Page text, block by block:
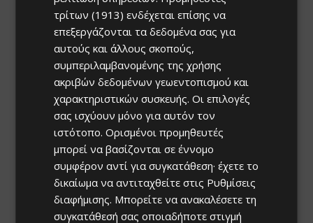
τρίτων (1913) ενδέχεται επίσης να
επεξεργάζονται τα δεδομένα σας για
αυτούς και άλλους σκοπούς,
συμπεριλαμβανομένης της χρήσης
ακριβών δεδομένων γεωεντοπισμού και
χαρακτηριστικών συσκευής. Οι επιλογές
σας ισχύουν μόνο για αυτόν τον
ιστότοπο. Ορισμένοι προμηθευτές
μπορεί να βασίζονται σε έννομο
συμφέρον αντί για συγκατάθεση· έχετε το
δικαίωμα να αντιταχθείτε στις Ρυθμίσεις
διαφήμισης. Μπορείτε να ανακαλέσετε τη
συγκατάθεσή σας οποιαδήποτε στιγμή